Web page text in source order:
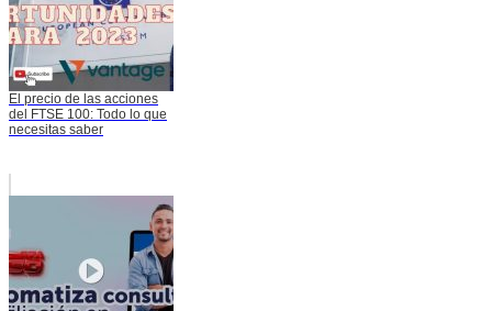
El precio de las acciones
del FTSE 100: Todo lo que
necesitas saber